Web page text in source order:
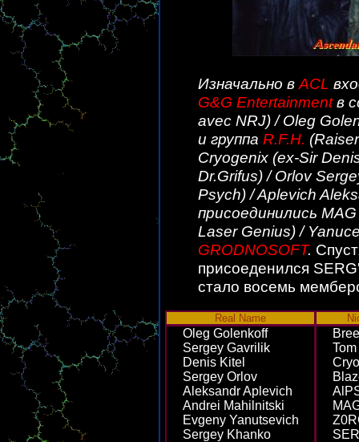
Изначально в ACL
G&G Entertainmentв
avec NRJ) / Oleg
и группа R.F.H.
Cryogenix (ex-Sir
Dr.Grifus) / Orlov
Psych) / Aplevich
присоединились
Laser Genius) /
GRODNOSOFT.
присоеденился
стало восемь
Real Name
Oleg Golenkoff
Sergey Gavrilik
Denis Kitel
Sergey Orlov
Aleksandr Aplevich
Andrei Mahilnitski
Evgeny Yanutsevich
Sergey Khanko